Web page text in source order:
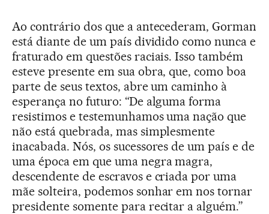
Ao contrário dos que a antecederam, Gorman
está diante de um país dividido como nunca e
fraturado em questões raciais. Isso também
esteve presente em sua obra, que, como boa
parte de seus textos, abre um caminho à
esperança no futuro: “De alguma forma
resistimos e testemunhamos uma nação que
não está quebrada, mas simplesmente
inacabada. Nós, os sucessores de um país e de
uma época em que uma negra magra,
descendente de escravos e criada por uma
mãe solteira, podemos sonhar em nos tornar
presidente somente para recitar a alguém.”